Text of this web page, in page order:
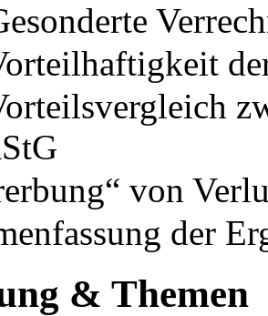
von
der
& Themen